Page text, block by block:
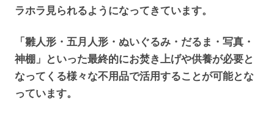
ラホラ見られるようになってきています。
「雛人形・五月人形・ぬいぐるみ・だるま・写真・
神棚」といった最終的にお焚き上げや供養が必要と
なってくる様々な不用品で活用することが可能とな
っています。